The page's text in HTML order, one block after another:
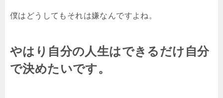
僕はどうしてもそれは嫌なんですよね。
やはり自分の人生はできるだけ自分
で決めたいです。